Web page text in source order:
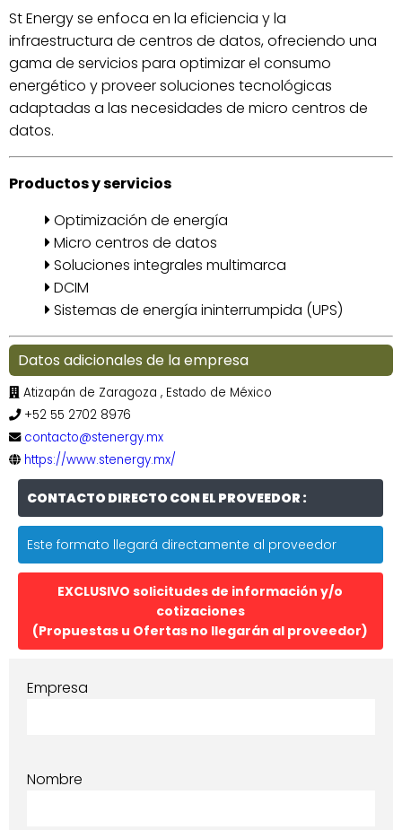
St Energy se enfoca en la eficiencia y la
infraestructura de centros de datos, ofreciendo una
gama de servicios para optimizar el consumo
energético y proveer soluciones tecnológicas
adaptadas a las necesidades de micro centros de
datos.
Productos y servicios
Optimización de energía
Micro centros de datos
Soluciones integrales multimarca
DCIM
Sistemas de energía ininterrumpida (UPS)
Datos adicionales de la empresa
Atizapán de Zaragoza , Estado de México
+52 55 2702 8976
contacto@stenergy.mx
https://www.stenergy.mx/
CONTACTO DIRECTO CON EL PROVEEDOR :
Este formato llegará directamente al proveedor
EXCLUSIVO solicitudes de información y/o
cotizaciones
(Propuestas u Ofertas no llegarán al proveedor)
Empresa
Nombre